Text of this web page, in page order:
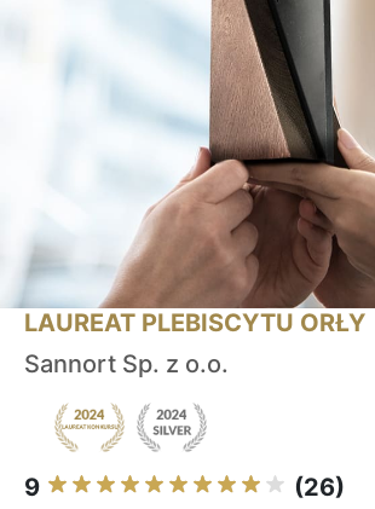
LAUREAT PLEBISCYTU ORŁY
Sannort Sp. z o.o.
9 (26)